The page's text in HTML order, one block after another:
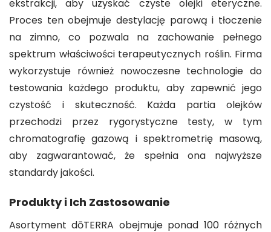
ekstrakcji, aby uzyskać czyste olejki eteryczne.
Proces ten obejmuje destylację parową i tłoczenie
na zimno, co pozwala na zachowanie pełnego
spektrum właściwości terapeutycznych roślin. Firma
wykorzystuje również nowoczesne technologie do
testowania każdego produktu, aby zapewnić jego
czystość i skuteczność. Każda partia olejków
przechodzi przez rygorystyczne testy, w tym
chromatografię gazową i spektrometrię masową,
aby zagwarantować, że spełnia ona najwyższe
standardy jakości.
Produkty i Ich Zastosowanie
Asortyment dōTERRA obejmuje ponad 100 różnych